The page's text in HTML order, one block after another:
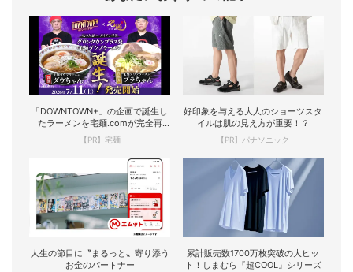
「DOWNTOWN+」の企画で誕生し
たラーメンを宅麺.comが完全再
現！
【PR】宅麺
好印象を与える大人のショーツスタ
イルは肌の見え方が重要！？
【PR】パナソニック
人生の節目に〝まるっと〟寄り添う
お金のパートナー
累計販売数1700万枚突破の大ヒッ
ト！しまむら『超COOL』シリーズ